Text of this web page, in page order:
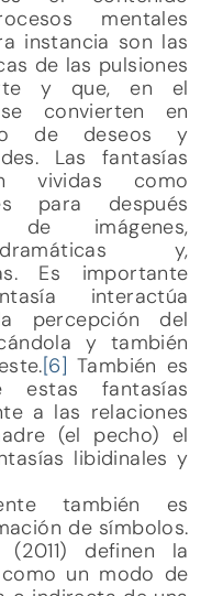
mentales
instancia son las
de las pulsiones
y que, en el
convierten en
de deseos y
Las fantasías
vividas como
para después
imágenes,
y,
Es importante
interactúa
percepción del
y también
[6] También es
estas fantasías
a las relaciones
(el pecho) el
libidinales y
también es
de símbolos.
(2011) definen la
un modo de